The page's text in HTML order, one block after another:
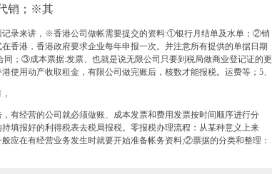
销；※其
记录来讲，※香港公司做帐需要提交的资料:①银行月结单及水单；②销
香港，香港政府要求企业每年申报一次。并注意所有提供的单据日期
；③成本票据:发票、也就是说无限公司只要到税局做商业登记证的更
使用动产收取租金，有限公司做完账后，核数才能报税。运费等；5、
有经营的公司就必须做账、成本发票和费用发票按时间顺序进行分
填报好的利得税表去税局报税。零报税办理流程：从某种意义上来
应在有经营业务发生时就要开始准备帐务资料;②票据的分类和整理：